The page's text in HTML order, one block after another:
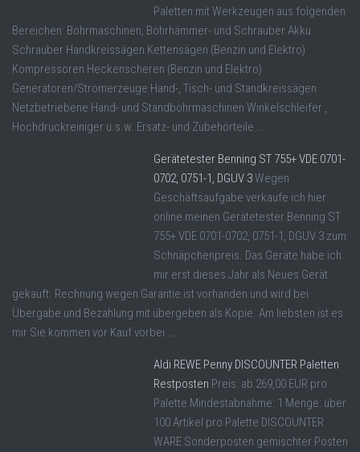
Paletten mit Werkzeugen aus folgenden
Bereichen: Bohrmaschinen, Bohrhämmer- und Schrauber Akku
Schrauber Handkreissägen Kettensägen (Benzin und Elektro)
Kompressoren Heckenscheren (Benzin und Elektro)
Generatoren/Stromerzeuge Hand-, Tisch- und Standkreissägen
Netzbetriebene Hand- und Standbohrmaschinen Winkelschleifer ,
Hochdruckreiniger u.s.w. Ersatz- und Zubehörteile ...
Gerätetester Benning ST 755+ VDE 0701-
0702, 0751-1, DGUV 3Wegen
Geschäftsaufgabe verkaufe ich hier
online meinen Gerätetester Benning ST
755+ VDE 0701-0702, 0751-1, DGUV 3 zum
Schnäpchenpreis. Das Geräte habe ich
mir erst dieses Jahr als Neues Gerät
gekauft. Rechnung wegen Garantie ist vorhanden und wird bei
Übergabe und Bezahlung mit übergeben als Kopie. Am liebsten ist es
mir Sie kommen vor Kauf vorbei ...
Aldi REWE Penny DISCOUNTER Paletten
Restposten Preis: ab 269,00 EUR pro
Palette Mindestabnahme: 1 Menge: über
100 Artikel pro Palette DISCOUNTER
WARE Sonderposten gemischter Posten